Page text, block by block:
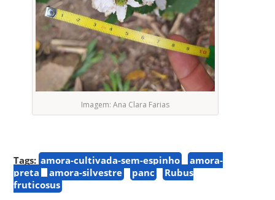
Imagem: Ana Clara Farias
Tags: amora-cultivada-sem-espinho
amora-
preta
amora-silvestre panc
Rubus
fruticosus